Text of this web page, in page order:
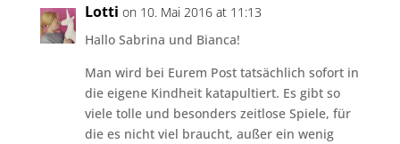
Lotti on 10. Mai 2016 at 11:13
Hallo Sabrina und Bianca!
Man wird bei Eurem Post tatsächlich sofort in
die eigene Kindheit katapultiert. Es gibt so
viele tolle und besonders zeitlose Spiele, für
die es nicht viel braucht, außer ein wenig